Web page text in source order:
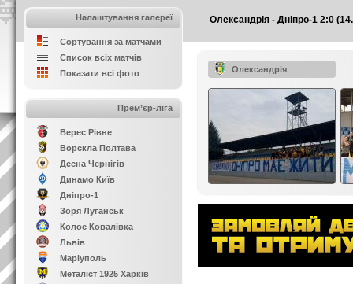
Олександрія - Дніпро-1 2:0
Налаштування галереї
Сортування за матчами
Список всіх матчів
Показати всі фото
Прем’єр-ліга
Верес Рівне
Ворскла Полтава
Десна Чернігів
Динамо Київ
Дніпро-1
Зоря Луганськ
Колос Ковалівка
Львів
Маріуполь
Металіст 1925 Харків
Олександрія